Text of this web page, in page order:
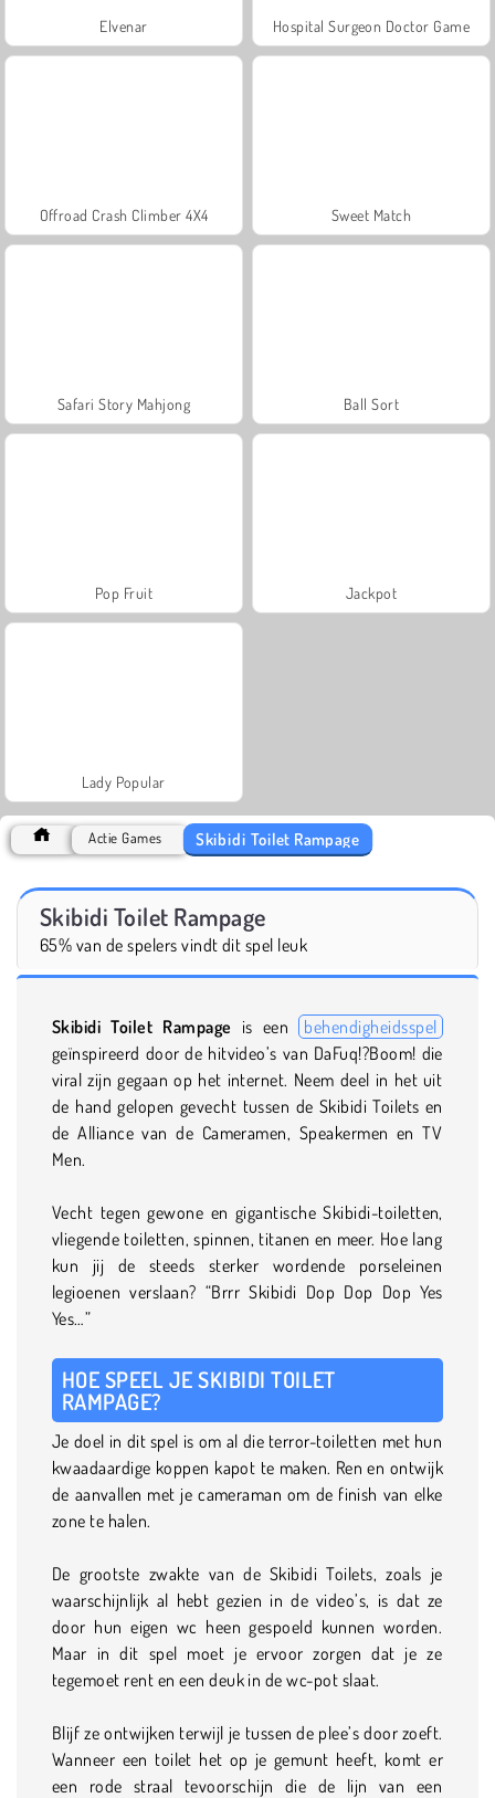
Elvenar Hospital Surgeon Doctor Game
Offroad Crash Climber 4X4 Sweet Match
Safari Story Mahjong Ball Sort
Pop Fruit Jackpot
Lady Popular
Actie Games Skibidi Toilet Rampage
Skibidi Toilet Rampage
65% van de spelers vindt dit spel leuk
Skibidi Toilet Rampage is een behendigheidsspel
geïnspireerd door de hitvideo’s van DaFuq!?Boom! die
viral zijn gegaan op het internet. Neem deel in het uit
de hand gelopen gevecht tussen de Skibidi Toilets en
de Alliance van de Cameramen, Speakermen en TV
Men.
Vecht tegen gewone en gigantische Skibidi-toiletten,
vliegende toiletten, spinnen, titanen en meer. Hoe lang
kun jij de steeds sterker wordende porseleinen
legioenen verslaan? “Brrr Skibidi Dop Dop Dop Yes
Yes…”
HOE SPEEL JE SKIBIDI TOILET
RAMPAGE?
Je doel in dit spel is om al die terror-toiletten met hun
kwaadaardige koppen kapot te maken. Ren en ontwijk
de aanvallen met je cameraman om de finish van elke
zone te halen.
De grootste zwakte van de Skibidi Toilets, zoals je
waarschijnlijk al hebt gezien in de video’s, is dat ze
door hun eigen wc heen gespoeld kunnen worden.
Maar in dit spel moet je ervoor zorgen dat je ze
tegemoet rent en een deuk in de wc-pot slaat.
Blijf ze ontwijken terwijl je tussen de plee’s door zoeft.
Wanneer een toilet het op je gemunt heeft, komt er
een rode straal tevoorschijn die de lijn van een